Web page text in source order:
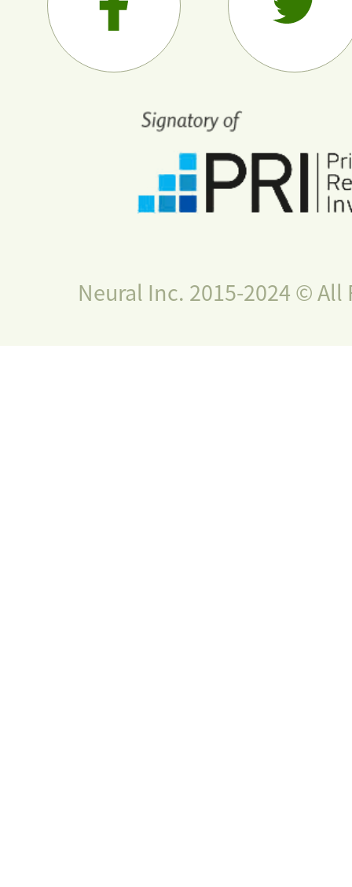
Neural Inc. 2015-2024 © All